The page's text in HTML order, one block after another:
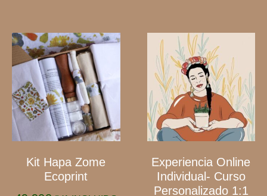
Kit Hapa Zome
Ecoprint
Experiencia Online
Individual- Curso
Personalizado 1:1